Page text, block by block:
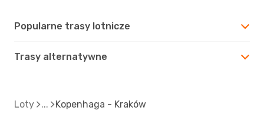
Popularne trasy lotnicze
Trasy alternatywne
Loty Kopenhaga - Kraków